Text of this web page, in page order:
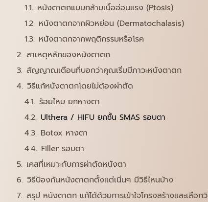
หนังตาตกแบบกล้ามเนื้ออ่อนแรง (Ptosis)
หนังตาตกจากผิวหย่อน (Dermatochalasis)
หนังตาตกจากพฤติกรรมหรือโรค
สาเหตุหลักของหนังตาตก
สัญญาณเตือนที่บอกว่าคุณเริ่มมีภาวะหนังตาตก
วิธีแก้หนังตาตกโดยไม่ต้องผ่าตัด
ร้อยไหม ยกหางตา
Ulthera / HIFU ยกชั้น SMAS รอบตา
Botox หางตา
Filler รอบตา
เคสที่เหมาะกับการผ่าตัดหนังตา
วิธีป้องกันหนังตาตกตั้งแต่เนิ่นๆ มีวิธีไหนบ้าง
สรุป หนังตาตก แก้ได้ด้วยการเข้าใจโครงสร้างและเลือกวิ